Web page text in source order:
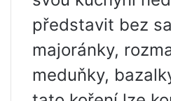
představit bez
majoránky,
meduňky,